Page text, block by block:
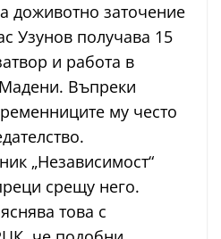
доживотно заточение
Узунов получава 15
и работа в
Въпреки
му често
„Независимост“
срещу него.
това с